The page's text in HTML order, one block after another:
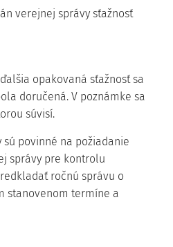
verejnej správy sťažnosť
opakovaná sťažnosť sa
doručená. V poznámke sa
súvisí.
sú povinné na požiadanie
správy pre kontrolu
ročnú správu o
stanovenom termíne a